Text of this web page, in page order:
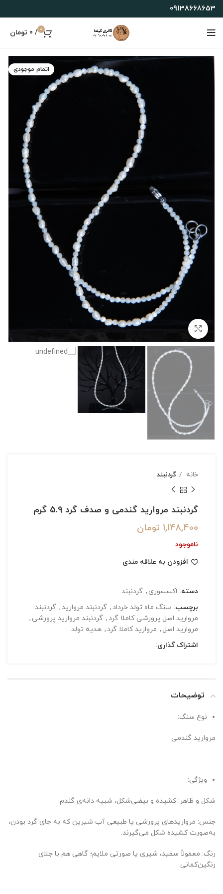
09138668653
0
/
0 تومان
اتمام موجودی
بزرگنمایی تصویر
خانه گردنبند
گردنبند مروارید گندمی و صدف گرد 5.9 گرم
1,148,400 تومان
ناموجود
افزودن به علاقه مندی
دسته: اکسسوری , گردنبند
برچسب: سنگ ماه تولد خرداد , گردنبند مروارید, گردنبند
مروارید اصل پرورشی کاملا گرد , گردنبند مروارید پرورشی ,
مروارید اصل , مروارید کاملا گرد , هدیه تولد
اشتراک گذاری:
توضیحات
نوع سنگ:
مروارید گندمی
ویژگی:
شکل و ظاهر: کشیده و بیضی‌شکل، شبیه دانه‌ی گندم.
جنس: مرواریدهای پرورشی یا طبیعی آب شیرین که به جای گرد بودن،
به‌صورت کشیده شکل می‌گیرند.
رنگ: معمولاً سفید، شیری یا صورتی ملایم؛ گاهی هم با جلای
رنگین‌کمانی